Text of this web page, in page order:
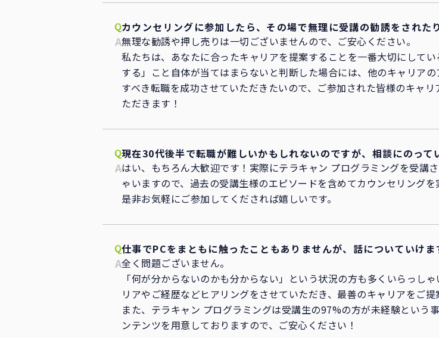
カウンセリングに参加したら、その場で無理に受講の勧誘をされた
無理な勧誘や押し売りは一切ございませんので、ご安心ください。
私たちは、あなたに合ったキャリアを提案することを一番大切にして
する」こと自体が当てはまらないと判断した場合には、他のキャリア
すべき転職を成功させていただきたいので、ご参加された皆様のキャ
ただきます！
現在30代後半で転職が難しいかもしれないのですが、相談にのって
はい、もちろん大歓迎です！実際にテラキャン プログラミングを受講
ゃいますので、過去の受講生様のエピソードを含めてカウンセリングを
是非お気軽にご参加してくだされば嬉しいです。
仕事でPCをまともに触ったこともありませんが、話についていけま
全く問題ございません。
「何が分からないのかも分からない」という状況の方も多くいらっし
リアやご経歴などヒアリングをさせていただき、最善のキャリアをご提
また、テラキャン プログラミングは受講生の97%の方が未経験という
ンテンツを用意しておりますので、ご安心ください！